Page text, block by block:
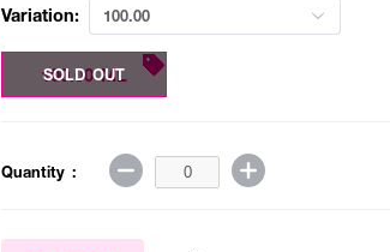
Variation: 100.00
100.00 ML
SOLD OUT
Quantity :